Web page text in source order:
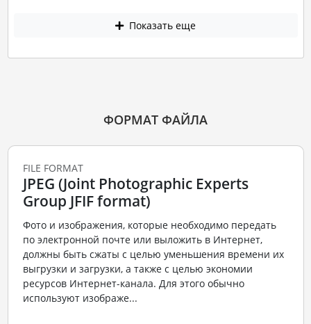
Показать еще
ФОРМАТ ФАЙЛА
FILE FORMAT
JPEG (Joint Photographic Experts
Group JFIF format)
Фото и изображения, которые необходимо передать
по электронной почте или выложить в Интернет,
должны быть сжаты с целью уменьшения времени их
выгрузки и загрузки, а также с целью экономии
ресурсов Интернет-канала. Для этого обычно
используют изображе...